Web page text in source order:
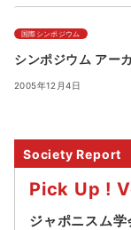
国際シンポジウム
シンポジウム アー
2005年12月4日
Society Report
Pick Up !
ジャポニスム